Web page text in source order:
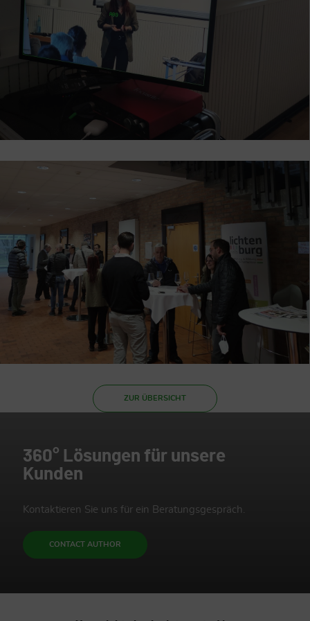
ZUR ÜBERSICHT
360° Lösungen für unsere
Kunden
Kontaktieren Sie uns für ein Beratungsgespräch.
CONTACT AUTHOR